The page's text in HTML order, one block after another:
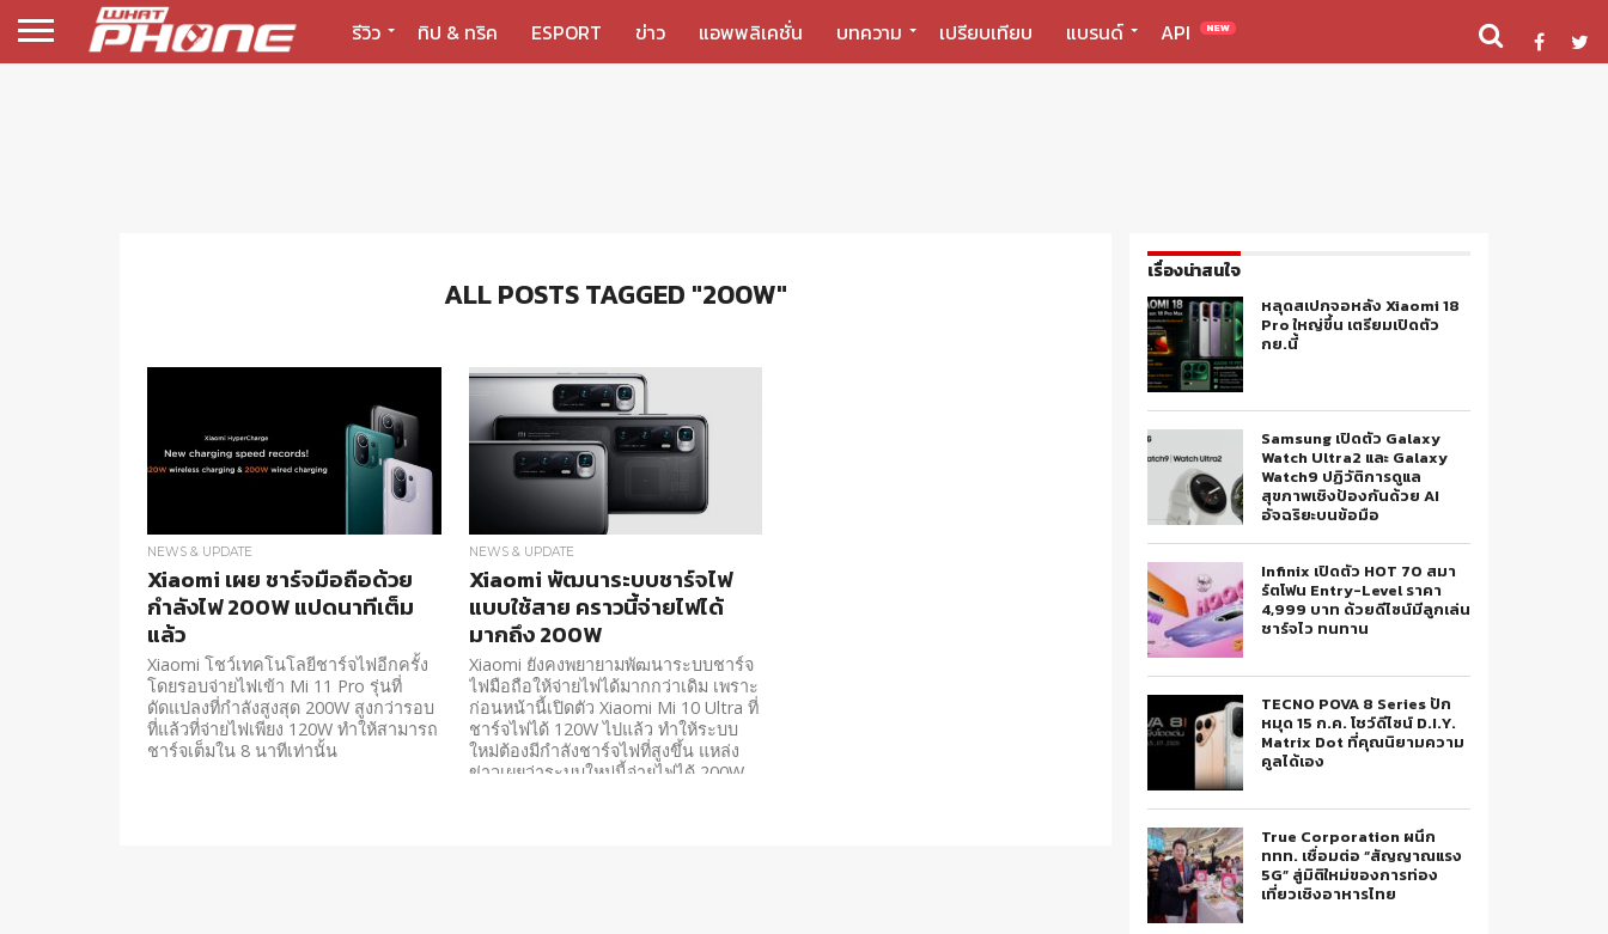
รีวิว ทิป & ทริค ESPORT ข่าว แอพพลิเคชั่น บทความ เปรียบเทียบ แบรนด์ API NEW
ALL POSTS TAGGED "200W"
NEWS & UPDATE
Xiaomi เผย ชาร์จมือถือด้วย
กำลังไฟ 200W แปดนาทีเต็ม
แล้ว
Xiaomi โชว์เทคโนโลยีชาร์จไฟอีกครั้ง
โดยรอบจ่ายไฟเข้า Mi 11 Pro รุ่นที่
ดัดแปลงที่กำลังสูงสุด 200W สูงกว่ารอบ
ที่แล้วที่จ่ายไฟเพียง 120W ทำให้สามารถ
ชาร์จเต็มใน 8 นาทีเท่านั้น
NEWS & UPDATE
Xiaomi พัฒนาระบบชาร์จไฟ
แบบใช้สาย คราวนี้จ่ายไฟได้
มากถึง 200W
Xiaomi ยังคงพยายามพัฒนาระบบชาร์จ
ไฟมือถือให้จ่ายไฟได้มากกว่าเดิม เพราะ
ก่อนหน้านี้เปิดตัว Xiaomi Mi 10 Ultra ที่
ชาร์จไฟได้ 120W ไปแล้ว ทำให้ระบบ
ใหม่ต้องมีกำลังชาร์จไฟที่สูงขึ้น แหล่ง
ข่าวเผยว่าระบบใหม่นี้จ่ายไฟได้ 200W
เรื่องน่าสนใจ
หลุดสเปกจอหลัง Xiaomi 18
Pro ใหญ่ขึ้น เตรียมเปิดตัว
กย.นี้
Samsung เปิดตัว Galaxy
Watch Ultra2 และ Galaxy
Watch9 ปฏิวัติการดูแล
สุขภาพเชิงป้องกันด้วย AI
อัจฉริยะบนข้อมือ
Infinix เปิดตัว HOT 70 สมา
ร์ตโฟน Entry-Level ราคา
4,999 บาท ด้วยดีไซน์มีลูกเล่น
ชาร์จไว ทนทาน
TECNO POVA 8 Series ปัก
หมุด 15 ก.ค. โชว์ดีไซน์ D.I.Y.
Matrix Dot ที่คุณนิยามความ
คูลได้เอง
True Corporation ผนึก
ททท. เชื่อมต่อ “สัญญาณแรง
5G” สู่มิติใหม่ของการท่อง
เที่ยวเชิงอาหารไทย